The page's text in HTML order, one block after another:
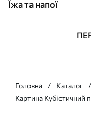
Їжа та напої
Головна Каталог
Картина Кубістичний